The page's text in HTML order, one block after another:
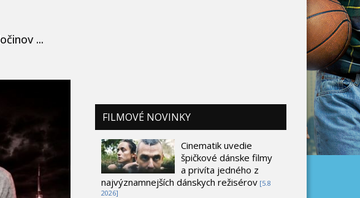
...
FILMOVÉ NOVINKY
Cinematik uvedie
špičkové dánske filmy
a privíta jedného z
najvýznamnejších dánskych režisérov [5.8
2026]